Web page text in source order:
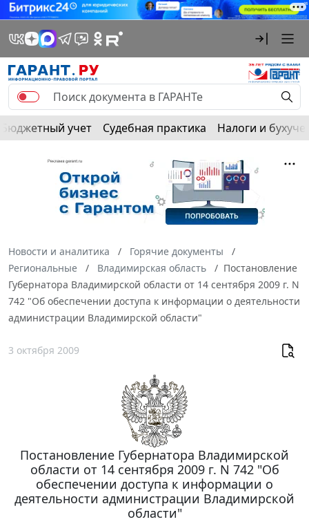
Бюджетный учет Судебная практика Налоги и
Новости и аналитика
Горячие документы
Региональные
Владимирская область
Постановление
Губернатора Владимирской области от 14 сентября 2009 г. N
742 "Об обеспечении доступа к информации о деятельности
администрации Владимирской области"
3 октября 2009
Постановление Губернатора Владимирской
области от 14 сентября 2009 г. N 742 "Об
обеспечении доступа к информации о
деятельности администрации Владимирской
области"